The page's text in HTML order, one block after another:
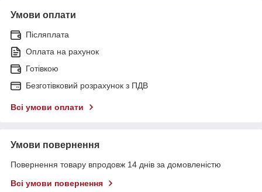
Умови оплати
Післяплата
Оплата на рахунок
Готівкою
Безготівковий розрахунок з ПДВ
Всі умови оплати
Умови повернення
Повернення товару впродовж 14 днів за домовленістю
Всі умови повернення